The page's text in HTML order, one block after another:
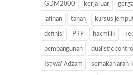
GDM2000 kerja luar
latihan tanah kursus
definisi PTP hakmilik
pembangunan dualistic control
Istiwa' Adzam semakan arah